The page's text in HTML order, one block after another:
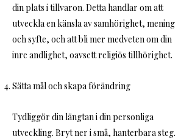
din plats i tillvaron. Detta handlar om att
utveckla en känsla av samhörighet, mening
och syfte, och att bli mer medveten om din
inre andlighet, oavsett religiös tillhörighet.
Sätta mål och skapa förändring
Tydliggör din längtan i din personliga
utveckling. Bryt ner i små, hanterbara steg.